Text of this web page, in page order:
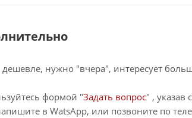
нужно "вчера", интересует
формой "Задать вопрос" , указав
в WatsApp, или позвоните по